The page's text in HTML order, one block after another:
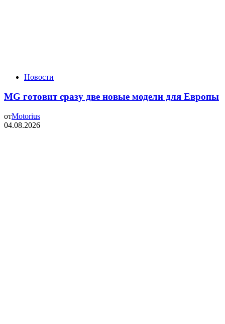
Новости
MG готовит сразу две новые модели для Европы
отMotorius
04.08.2026